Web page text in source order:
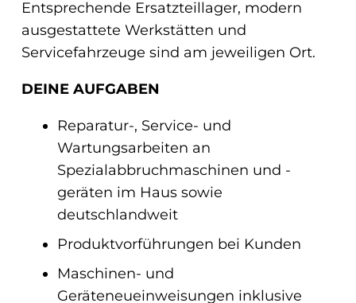
Entsprechende Ersatzteillager, modern
ausgestattete Werkstätten und
Servicefahrzeuge sind am jeweiligen Ort.
DEINE AUFGABEN
Reparatur-, Service- und
Wartungsarbeiten an
Spezialabbruchmaschinen und -
geräten im Haus sowie
deutschlandweit
Produktvorführungen bei Kunden
Maschinen- und
Geräteneueinweisungen inklusive